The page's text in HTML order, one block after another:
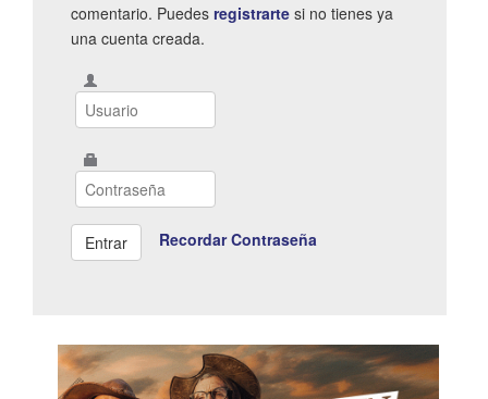
comentario. Puedes registrarte si no tienes ya
una cuenta creada.
Recordar Contraseña